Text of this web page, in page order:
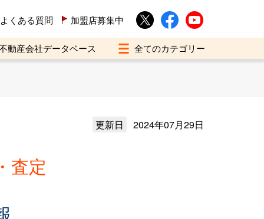
よくある質問 加盟店募集中
動産会社データベース
更新日 2024年07月29日
査定